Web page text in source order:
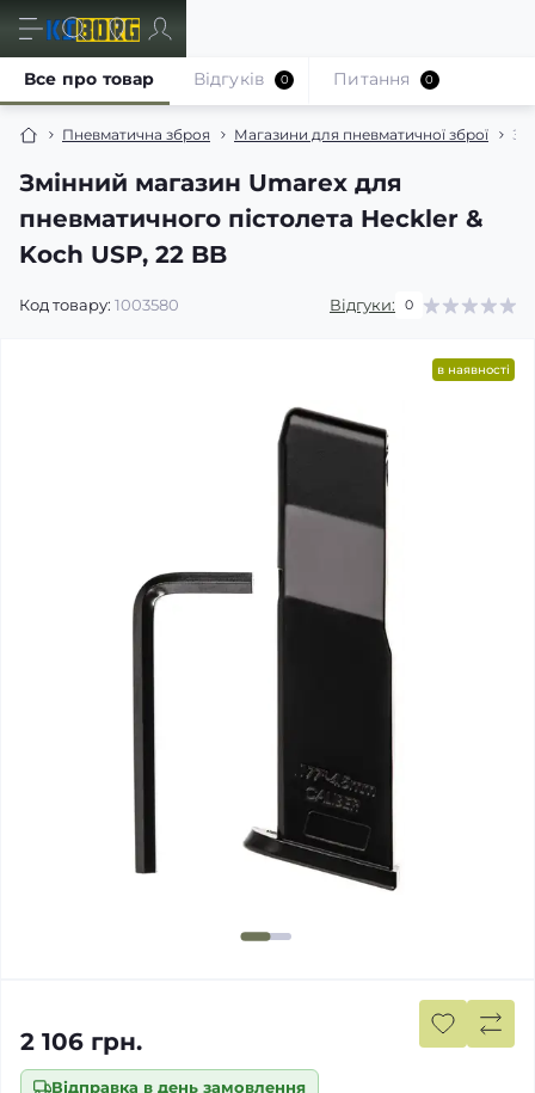
Пневматична зброя Магазини для пневматичної зброї
Змінний магазин Umarex для
пневматичного пістолета Heckler &
Koch USP, 22 BB
Код товару: 1003580 Відгуки: 0
Все про товар Відгуків 0 Питання 0
в наявності
Відправка в день замовлення
2 106 грн.